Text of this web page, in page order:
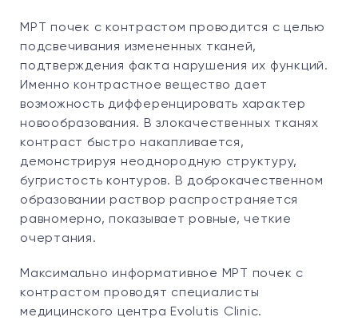
МРТ почек с контрастом проводится с целью
подсвечивания измененных тканей,
подтверждения факта нарушения их функций.
Именно контрастное вещество дает
возможность дифференцировать характер
новообразования. В злокачественных тканях
контраст быстро накапливается,
демонстрируя неоднородную структуру,
бугристость контуров. В доброкачественном
образовании раствор распространяется
равномерно, показывает ровные, четкие
очертания.
Максимально информативное МРТ почек с
контрастом проводят специалисты
медицинского центра Evolutis Clinic.